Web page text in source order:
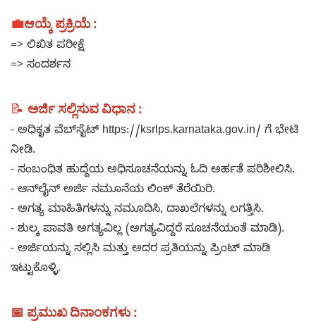
💼ಆಯ್ಕೆ ಪ್ರಕ್ರಿಯೆ :
=> ಲಿಖಿತ ಪರೀಕ್ಷೆ
=> ಸಂದರ್ಶನ
📝 ಅರ್ಜಿ ಸಲ್ಲಿಸುವ ವಿಧಾನ :
- ಅಧಿಕೃತ ವೆಬ್‌ಸೈಟ್ https://ksrlps.karnataka.gov.in/ ಗೆ ಭೇಟಿ
ನೀಡಿ.
- ಸಂಬಂಧಿತ ಹುದ್ದೆಯ ಅಧಿಸೂಚನೆಯನ್ನು ಓದಿ ಅರ್ಹತೆ ಪರಿಶೀಲಿಸಿ.
- ಆನ್‌ಲೈನ್ ಅರ್ಜಿ ನಮೂನೆಯ ಲಿಂಕ್ ತೆರೆಯಿರಿ.
- ಅಗತ್ಯ ಮಾಹಿತಿಗಳನ್ನು ನಮೂದಿಸಿ, ದಾಖಲೆಗಳನ್ನು ಲಗತ್ತಿಸಿ.
- ಶುಲ್ಕ ಪಾವತಿ ಅಗತ್ಯವಿಲ್ಲ (ಅಗತ್ಯವಿದ್ದರೆ ಸೂಚನೆಯಂತೆ ಮಾಡಿ).
- ಅರ್ಜಿಯನ್ನು ಸಲ್ಲಿಸಿ ಮತ್ತು ಅದರ ಪ್ರತಿಯನ್ನು ಪ್ರಿಂಟ್ ಮಾಡಿ
ಇಟ್ಟುಕೊಳ್ಳಿ.
📅 ಪ್ರಮುಖ ದಿನಾಂಕಗಳು :